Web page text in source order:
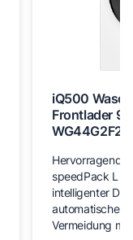
iQ500
Frontlader 9
WG44G2F22
Hervorragende
speedPack L
intelligenter
automatischer
Vermeidung